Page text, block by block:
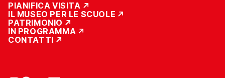
PIANIFICA VISITA
IL MUSEO PER LE SCUOLE
PATRIMONIO
IN PROGRAMMA
CONTATTI